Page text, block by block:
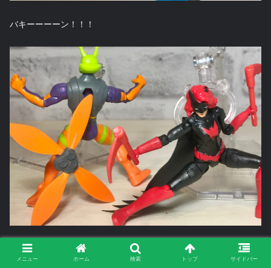
バキーーーーン！！！
続け様にカマでスパスパーン！！
「これでもう逃げられないわよ！」「ま、参りました…」
メニュー ホーム 検索 トップ サイドバー